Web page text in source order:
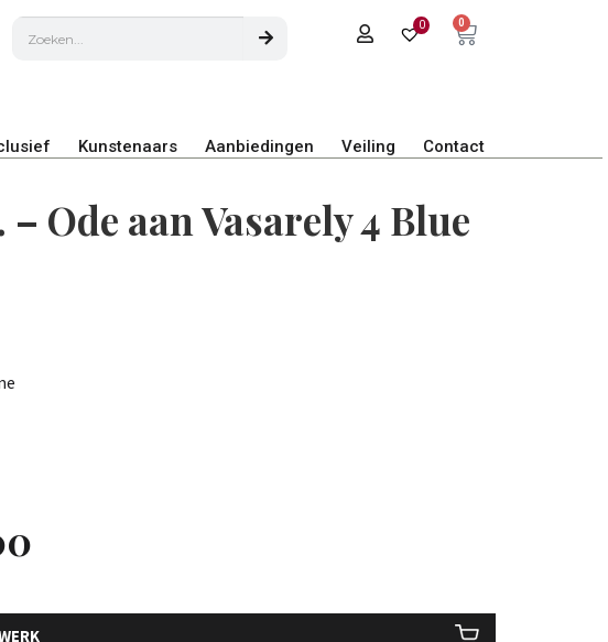
0 0
Kunstenaars Aanbiedingen Veiling Contact
– Ode aan Vasarely 4 Blue